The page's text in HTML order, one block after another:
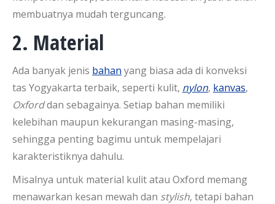
membuatnya mudah terguncang.
2. Material
Ada banyak jenis bahan yang biasa ada di konveksi
tas Yogyakarta terbaik, seperti kulit, nylon, kanvas,
Oxforddan sebagainya. Setiap bahan memiliki
kelebihan maupun kekurangan masing-masing,
sehingga penting bagimu untuk mempelajari
karakteristiknya dahulu.
Misalnya untuk material kulit atau Oxford memang
menawarkan kesan mewah dan stylish, tetapi bahan